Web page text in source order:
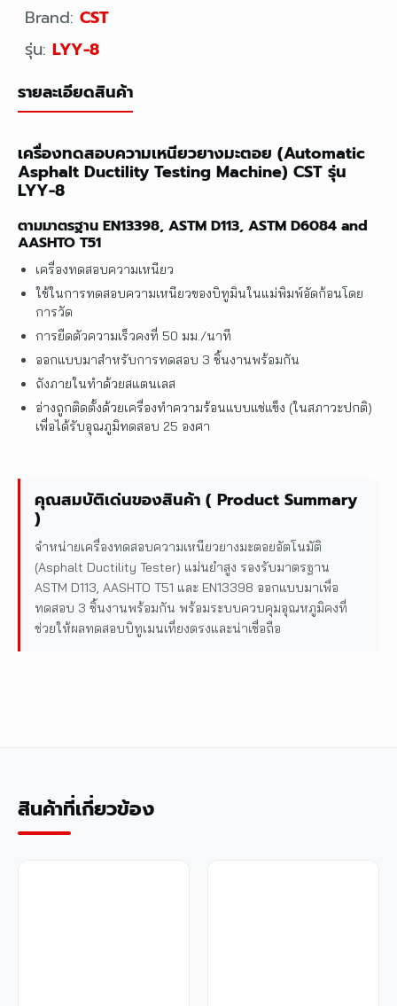
Brand: CST
รุ่น: LYY-8
รายละเอียดสินค้า
เครื่องทดสอบความเหนียวยางมะตอย (Automatic
Asphalt Ductility Testing Machine) CST รุ่น
LYY-8
ตามมาตรฐาน EN13398, ASTM D113, ASTM D6084 and
AASHTO T51
เครื่องทดสอบความเหนียว
ใช้ในการทดสอบความเหนียวของบิทูมินในแม่พิมพ์อัดก้อนโดย
การวัด
การยืดตัวความเร็วคงที่ 50 มม./นาที
ออกแบบมาสำหรับการทดสอบ 3 ชิ้นงานพร้อมกัน
ถังภายในทำด้วยสแตนเลส
อ่างถูกติดตั้งด้วยเครื่องทำความร้อนแบบแช่แข็ง (ในสภาวะปกติ)
เพื่อได้รับอุณภูมิทดสอบ 25 องศา
คุณสมบัติเด่นของสินค้า ( Product Summary
)
จำหน่ายเครื่องทดสอบความเหนียวยางมะตอยอัตโนมัติ
(Asphalt Ductility Tester) แม่นยำสูง รองรับมาตรฐาน
ASTM D113, AASHTO T51 และ EN13398 ออกแบบมาเพื่อ
ทดสอบ 3 ชิ้นงานพร้อมกัน พร้อมระบบควบคุมอุณหภูมิคงที่
ช่วยให้ผลทดสอบบิทูเมนเที่ยงตรงและน่าเชื่อถือ
สินค้าที่เกี่ยวข้อง